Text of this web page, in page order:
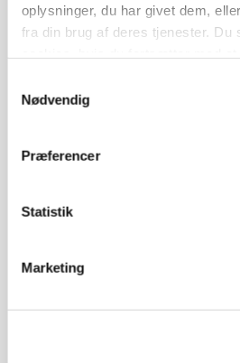
oplysninger, du har givet dem,
fra din brug af deres tjenester. Du
Nødvendig
Præferencer
Statistik
Marketing
Svineproducenter kalder
MASKINER
Forserie til selvkørende